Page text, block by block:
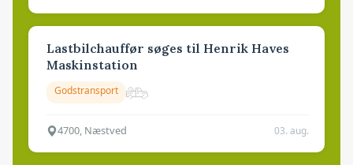
Lastbilchauffør søges til Henrik Haves
Maskinstation
Godstransport
4700, Næstved 03. aug.